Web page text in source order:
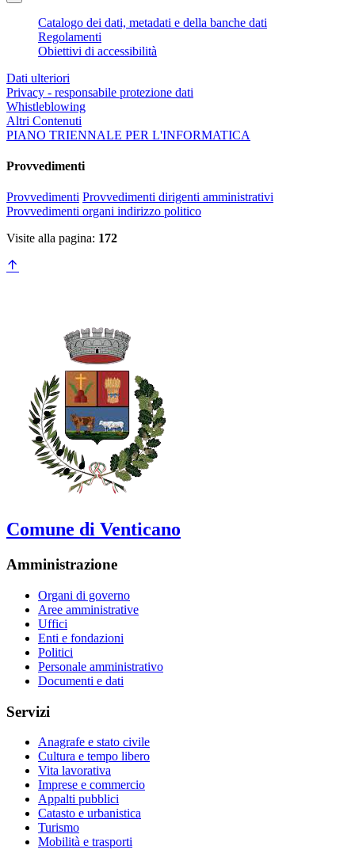
Catalogo dei dati, metadati e della banche dati
Regolamenti
Obiettivi di accessibilità
Dati ulteriori
Privacy - responsabile protezione dati
Whistleblowing
Altri Contenuti
PIANO TRIENNALE PER L'INFORMATICA
Provvedimenti
Provvedimenti Provvedimenti dirigenti amministrativi
Provvedimenti organi indirizzo politico
Visite alla pagina: 172
Comune di Venticano
Amministrazione
Organi di governo
Aree amministrative
Uffici
Enti e fondazioni
Politici
Personale amministrativo
Documenti e dati
Servizi
Anagrafe e stato civile
Cultura e tempo libero
Vita lavorativa
Imprese e commercio
Appalti pubblici
Catasto e urbanistica
Turismo
Mobilità e trasporti